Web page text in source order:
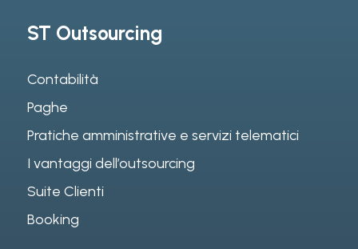
ST Outsourcing
Contabilità
Paghe
Pratiche amministrative e servizi telematici
I vantaggi dell’outsourcing
Suite Clienti
Booking